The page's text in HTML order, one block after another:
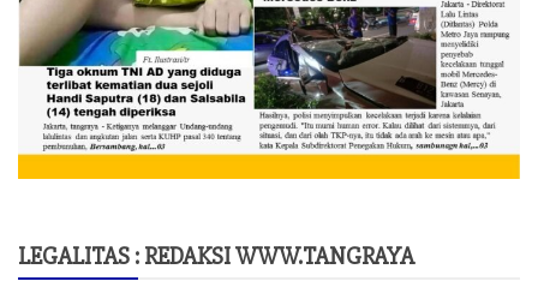
LEGALITAS : REDAKSI WWW.TANGRAYA